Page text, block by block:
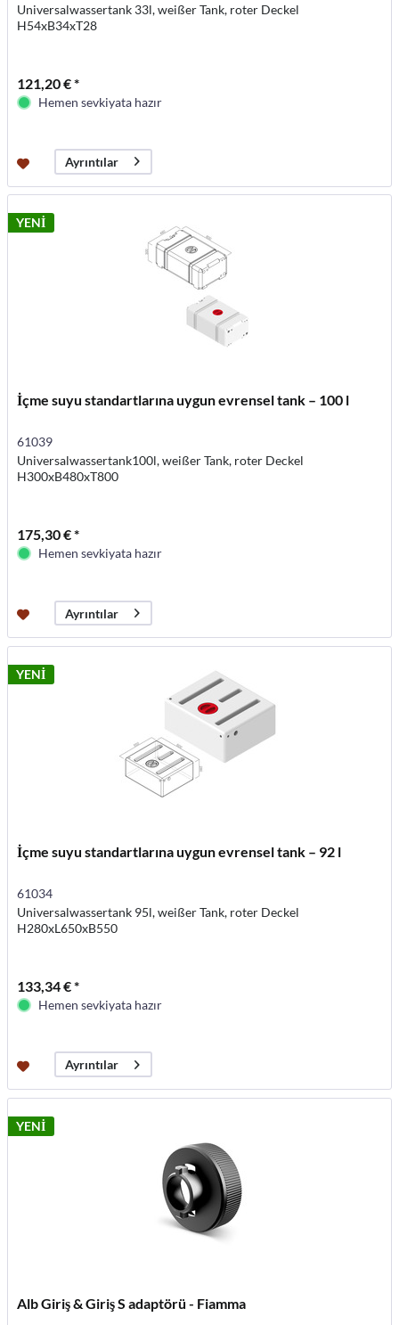
Universalwassertank 33l, weißer Tank, roter Deckel
H54xB34xT28
121,20 € *
Hemen sevkiyata hazır
Ayrıntılar
YENİ
İçme suyu standartlarına uygun evrensel tank – 100 l
61039
Universalwassertank100l, weißer Tank, roter Deckel
H300xB480xT800
175,30 € *
Hemen sevkiyata hazır
Ayrıntılar
YENİ
İçme suyu standartlarına uygun evrensel tank – 92 l
61034
Universalwassertank 95l, weißer Tank, roter Deckel
H280xL650xB550
133,34 € *
Hemen sevkiyata hazır
Ayrıntılar
YENİ
Alb Giriş & Giriş S adaptörü - Fiamma